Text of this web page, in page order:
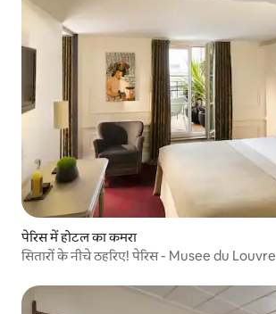
पेरिस में होटल का कमरा
सितारों के नीचे ठहरिए! पेरिस - Musee du Louvre